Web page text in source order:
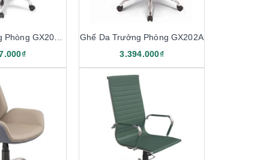
Ghế Da Trưởng Phòng GX202A
3.394.000₫